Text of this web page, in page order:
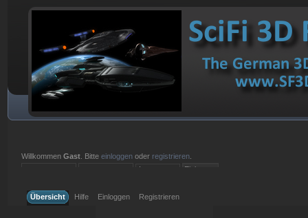
WillkommenGast . Bitteeinloggen oder registrieren
Übersicht
Hilfe Einloggen Registrieren